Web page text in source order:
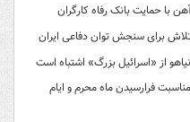
حمایت‌ بانک رفاه کارگران
برای سنجش توان دفاعی ایران
از «اسرائیل بزرگ» اشتباه است
فرارسیدن ماه محرم و ایام